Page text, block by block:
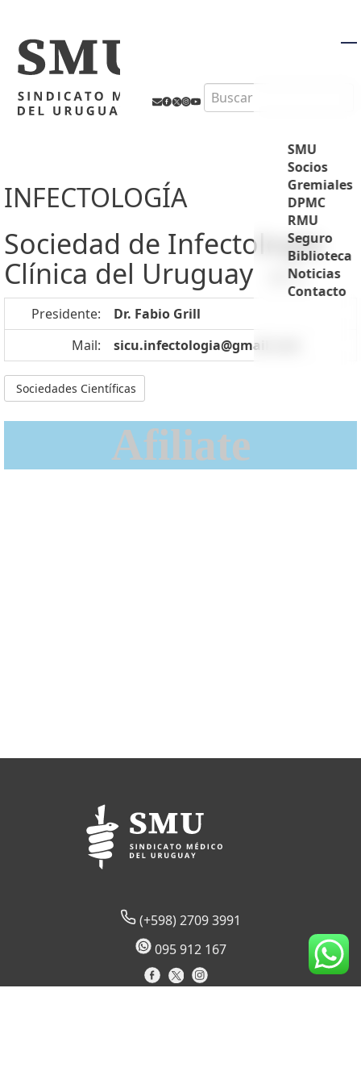
Search
SMU
Socios
Gremiales
DPMC
RMU
Seguro
Biblioteca
Noticias
Contacto
INFECTOLOGÍA
Sociedad de Infectología
Clínica del Uruguay
SICU
Presidente:
Dr. Fabio Grill
Mail:
sicu.infectologia@gmail.com
Sociedades Científicas
Afiliate
(+598) 2709 3991
095 912 167